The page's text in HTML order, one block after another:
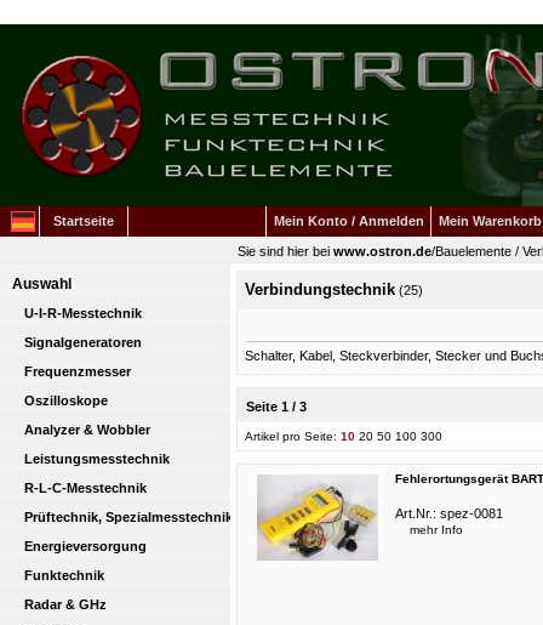
Startseite Mein Konto / Anmelden Mein Warenkorb
Sie sind hier bei www.ostron.de/Bauelemente /
Auswahl
U-I-R-Messtechnik
Signalgeneratoren
Frequenzmesser
Oszilloskope
Analyzer & Wobbler
Leistungsmesstechnik
R-L-C-Messtechnik
Prüftechnik, Spezialmesstechnik
Energieversorgung
Funktechnik
Radar & GHz
Verbindungstechnik (25)
Schalter, Kabel, Steckverbinder, Stecker und
Seite 1 / 3
Artikel pro Seite: 10 20 50 100 300
Fehlerortungsgerät
Art.Nr.: spez-0081
mehr Info